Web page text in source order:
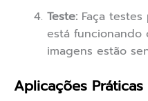
Teste: Faça
está funcionando
imagens estão
Aplicações Práticas